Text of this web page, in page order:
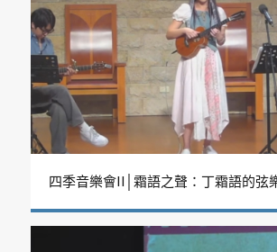
四季音樂會II│霜語之聲：丁霜語的弦